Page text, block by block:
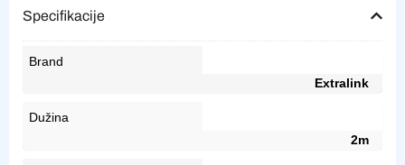
Specifikacije
Brand
Extralink
Dužina
2m